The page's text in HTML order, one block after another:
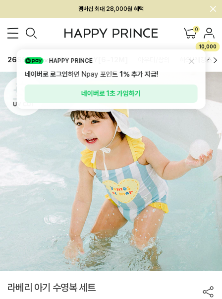
회원전용 아울렛, 가입하면 ~60% 할인!
멤버십 최대 28,000원 혜택 0
10,000
26SS 신상 BEST BABY[6~12M] 하의/레깅스
라베리 아기 수영복 세트
HAPPY PRINCE
네이버로 로그인하면 Npay 포인트1%추가 지급!
네이버로 1초 가입하기